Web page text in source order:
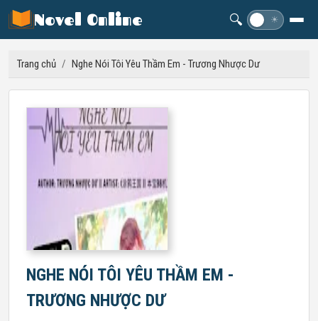
Novel Online 🔍 ☀
Trang chủ / Nghe Nói Tôi Yêu Thầm Em - Trương Nhược Dư
NGHE NÓI TÔI YÊU THẦM EM -
TRƯƠNG NHƯỢC DƯ